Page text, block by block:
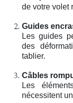
de votre volet
Guides
Les guides
des
tablier.
Câbles
Les
nécessitent